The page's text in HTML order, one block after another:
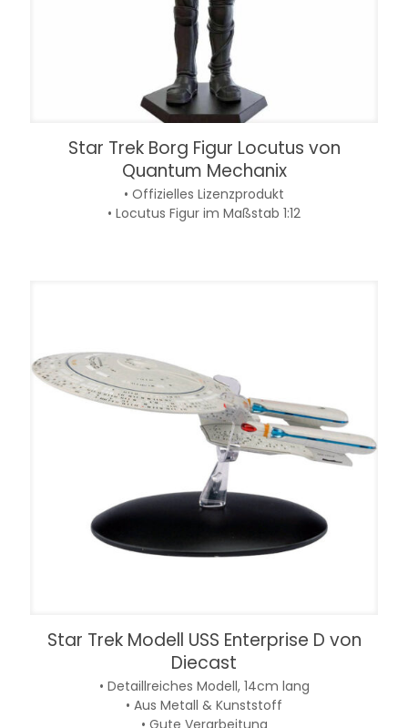
Star Trek Borg Figur Locutus von
Quantum Mechanix
• Offizielles Lizenzprodukt
• Locutus Figur im Maßstab 1:12
Star Trek Modell USS Enterprise D von
Diecast
• Detaillreiches Modell, 14cm lang
• Aus Metall & Kunststoff
• Gute Verarbeitung